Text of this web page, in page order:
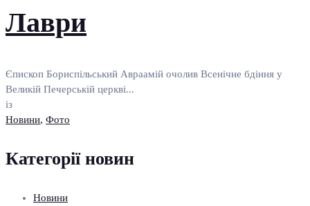
Лаври
Єпископ Бориспільський Авраамій очолив Всенічне бдіння у
Великій Печерській церкві...
із
Новини, Фото
Категорії новин
Новини